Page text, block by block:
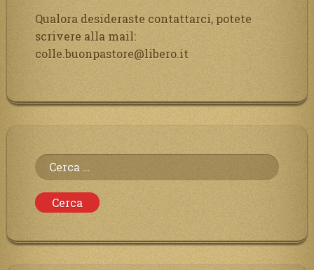
Qualora desideraste contattarci, potete
scrivere alla mail:
colle.buonpastore@libero.it
Ricerca
per: